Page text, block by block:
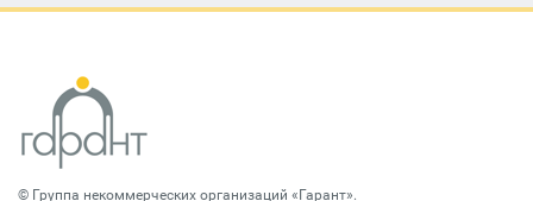
© Группа некоммерческих организаций «Гарант».